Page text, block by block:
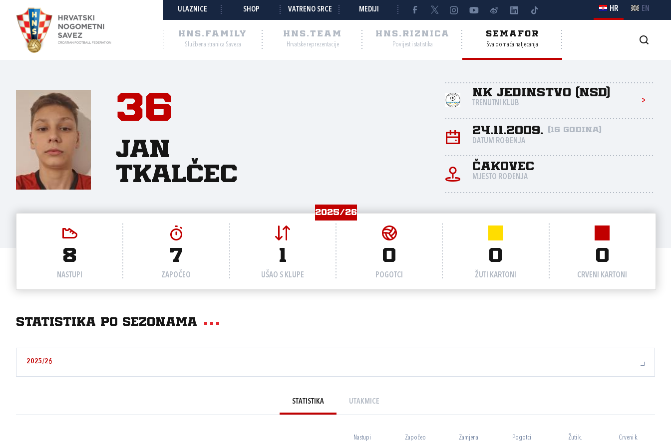
ULAZNICE SHOP VATRENO SRCE MEDIJI HR EN
HNS.FAMILY
Službena stranica Saveza
HNS.TEAM
Hrvatske reprezentacije
HNS.RIZNICA
Povijest i statistika
SEMAFOR
Sva domaća natjecanja
36
Jan
Tkalčec
NK Jedinstvo (NSD)
TRENUTNI KLUB
24.11.2009. (16 godina)
DATUM ROĐENJA
Čakovec
MJESTO ROĐENJA
2025/26
8
NASTUPI
7
ZAPOČEO
1
UŠAO S KLUPE
0
POGOTCI
0
ŽUTI KARTONI
0
CRVENI KARTONI
Statistika po sezonama
2025/26
STATISTIKA UTAKMICE
Nastupi Započeo Zamjena Pogotci Žuti k. Crveni k.